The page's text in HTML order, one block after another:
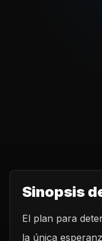
Sinopsis
El plan para
la única